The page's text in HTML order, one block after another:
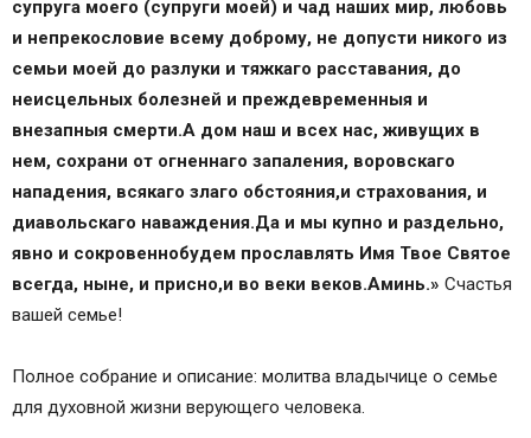
супруга моего (супруги моей) и чад наших мир, любовь
и непрекословие всему доброму, не допусти никого из
семьи моей до разлуки и тяжкаго расставания, до
неисцельных болезней и преждевременныя и
внезапныя смерти.А дом наш и всех нас, живущих в
нем, сохрани от огненнаго запаления, воровскаго
нападения, всякаго злаго обстояния,и страхования, и
диавольскаго наваждения.Да и мы купно и раздельно,
явно и сокровеннобудем прославлять Имя Твое Святое
всегда, ныне, и присно,и во веки веков.Аминь.» Счастья
вашей семье!
Полное собрание и описание: молитва владычице о семье
для духовной жизни верующего человека.